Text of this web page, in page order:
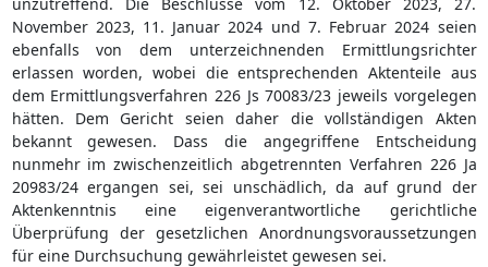
November 2023, 11. Januar 2024 und 7. Februar 2024 seien
ebenfalls von dem unterzeichnenden Ermittlungsrichter
erlassen worden, wobei die entsprechenden Aktenteile aus
dem Ermittlungsverfahren 226 Js 70083/23 jeweils vorgelegen
hätten. Dem Gericht seien daher die vollständigen Akten
bekannt gewesen. Dass die angegriffene Entscheidung
nunmehr im zwischenzeitlich abgetrennten Verfahren 226 Ja
20983/24 ergangen sei, sei unschädlich, da auf grund der
Aktenkenntnis eine eigenverantwortliche gerichtliche
Überprüfung der gesetzlichen Anordnungsvoraussetzungen
für eine Durchsuchung gewährleistet gewesen sei.